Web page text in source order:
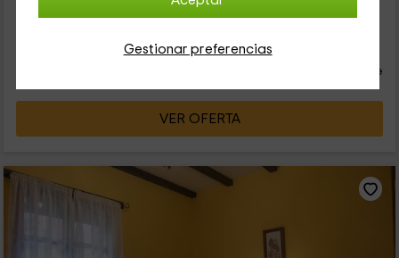
Gestionar preferencias
alojamiento tiene un estilo muy moderno y consta de 2...
Contacto directo
persona y noche
VER OFERTA